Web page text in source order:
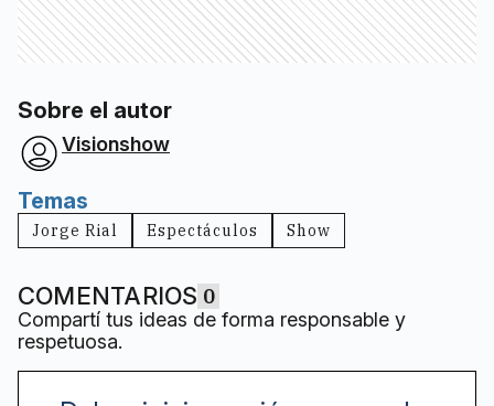
Sobre el autor
Visionshow
Temas
Jorge Rial Espectáculos Show
COMENTARIOS 0
Compartí tus ideas de forma responsable y
respetuosa.